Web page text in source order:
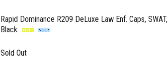
Rapid Dominance R209 DeLuxe Law Enf. Caps, SWAT,
Black
Sold Out